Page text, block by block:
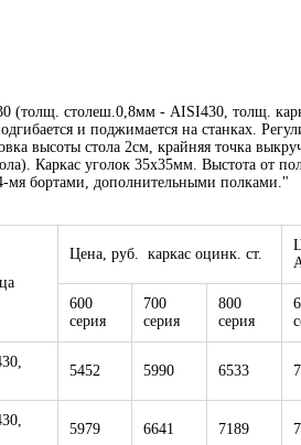
(толщ. столеш.0,8мм - AISI430, толщ.
и поджимается на станках.
высоты стола 2см, крайняя точка
Каркас уголок 35х35мм. Выстота от
мя бортами, дополнительными полками."
Цена, руб. каркас оцинк. ст.
600
серия
700
серия
800
серия
5452 5990 6533
5979 6641 7189